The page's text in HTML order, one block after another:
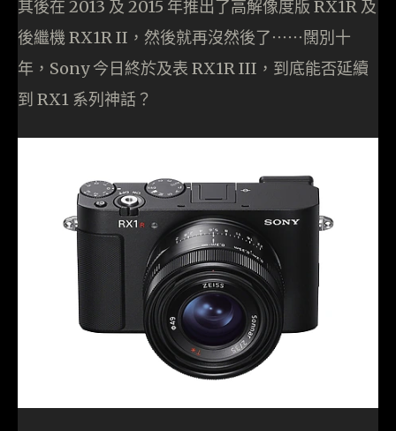
其後在 2013 及 2015 年推出了高解像度版 RX1R 及
後繼機 RX1R II，然後就再沒然後了⋯⋯闊別十
年，Sony 今日終於及表 RX1R III，到底能否延續
到 RX1 系列神話？